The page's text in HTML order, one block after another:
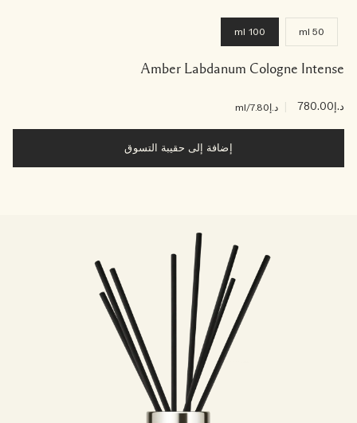
50 ml
100 ml
Amber Labdanum Cologne Intense
د.إ780.00 د.إ7.80 /ml
إضافة إلى حقيبة التسوق